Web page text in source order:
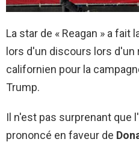
La star de « Reagan » a
lors d'un discours lors
californien pour la
Trump.
Il n'est pas surprenant que
prononcé en faveur de